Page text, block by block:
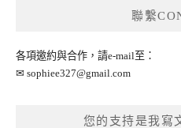
聯繫
各項邀約與合作，請e-mail至：
✉ sophiee327@gmail.com
您的支持是我寫